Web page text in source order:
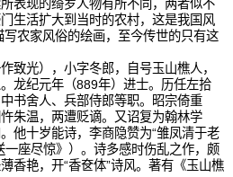
表现的绮罗人物有所不同，两者似不
生活扩大到当时的农村，这是我国风
农家风俗的绘画，至今传世的只有这
致光），小字冬郎，自号玉山樵人，
龙纪元年（889年）进士。历任左拾
书舍人、兵部侍郎等职。昭宗倚重
朱温，两遭贬谪。又诏复为翰林学
他十岁能诗，李商隐赞为“雏凤清于老
一座尽惊》）。诗多感时伤乱之作，颇
香艳，开“香奁体”诗风。著有《玉山樵